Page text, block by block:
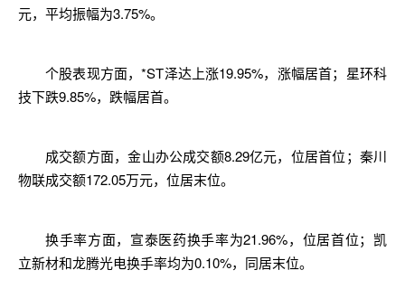
元，平均振幅为3.75%。
个股表现方面，*ST泽达上涨19.95%，涨幅居首；星环科
技下跌9.85%，跌幅居首。
成交额方面，金山办公成交额8.29亿元，位居首位；秦川
物联成交额172.05万元，位居末位。
换手率方面，宣泰医药换手率为21.96%，位居首位； 凯
立新材和龙腾光电换手率均为0.10%，同居末位。